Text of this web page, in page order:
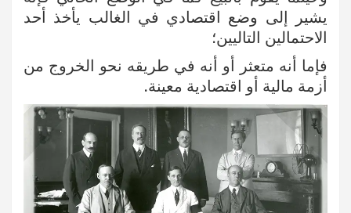
يشير إلى وضع اقتصادي في الغالب يأخذ أحد
الاحتمالين التاليين؛
فإما أنه متعثر أو أنه في طريقه نحو الخروج من
أزمة مالية أو اقتصادية معينة.